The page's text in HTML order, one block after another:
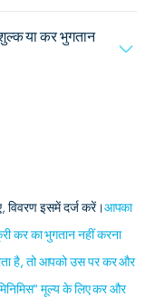
या कर भुगतान
विवरण इसमें दर्ज करें।आपका
कर का भुगतान नहीं करना
है, तो आपको उस पर कर और
मूल्य के लिए कर और